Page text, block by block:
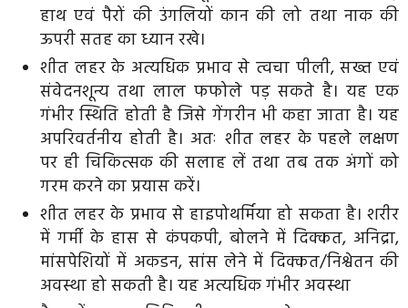
हाथ एवं पैरों की उंगलियों कान की लो तथा नाक की
ऊपरी सतह का ध्यान रखे।
शीत लहर के अत्यधिक प्रभाव से त्वचा पीली, सख्त एवं
संवेदनशून्य तथा लाल फफोले पड़ सकते है। यह एक
गंभीर स्थिति होती है जिसे गेंगरीन भी कहा जाता है। यह
अपरिवर्तनीय होती है। अतः शीत लहर के पहले लक्षण
पर ही चिकित्सक की सलाह लें तथा तब तक अंगों को
गरम करने का प्रयास करें।
शीत लहर के प्रभाव से हाइ‌पोथर्मिया हो सकता है। शरीर
में गर्मी के हास से कंपकपी, बोलने में दिक्कत, अनिद्रा,
मांसपेशियों में अकडन, सांस लेने में दिक्कत/निश्वेतन की
अवस्था हो सकती है। यह अत्यधिक गंभीर अवस्था